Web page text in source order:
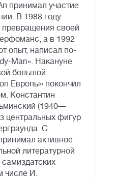
принимал участие
В 1988 году
своей
а в 1992
опыт, написал по-
Man». Накануне
большой
Европы» покончил
Константин
(1940—
центральных фигур
С
активное
литературной
числе И.